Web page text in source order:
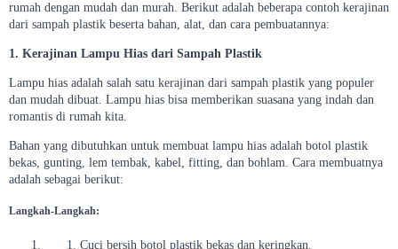
rumah dengan mudah dan murah. Berikut adalah beberapa contoh kerajinan
dari sampah plastik beserta bahan, alat, dan cara pembuatannya:
1. Kerajinan Lampu Hias dari Sampah Plastik
Lampu hias adalah salah satu kerajinan dari sampah plastik yang populer
dan mudah dibuat. Lampu hias bisa memberikan suasana yang indah dan
romantis di rumah kita.
Bahan yang dibutuhkan untuk membuat lampu hias adalah botol plastik
bekas, gunting, lem tembak, kabel, fitting, dan bohlam. Cara membuatnya
adalah sebagai berikut:
Langkah-Langkah:
Cuci bersih botol plastik bekas dan keringkan.